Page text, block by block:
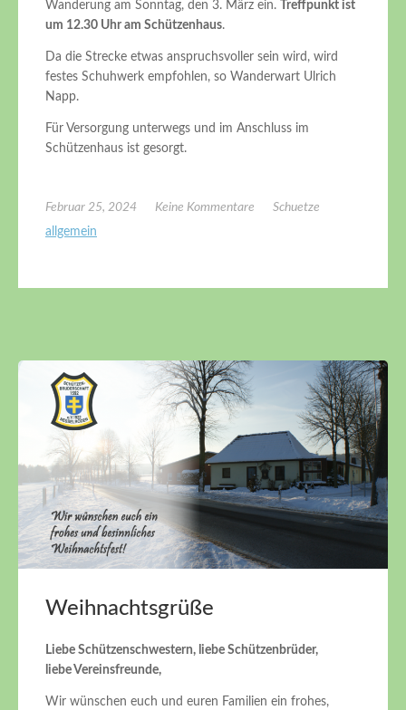
Wanderung am Sonntag, den 3. März ein. Treffpunkt ist
um 12.30 Uhr am Schützenhaus.
Da die Strecke etwas anspruchsvoller sein wird, wird
festes Schuhwerk empfohlen, so Wanderwart Ulrich
Napp.
Für Versorgung unterwegs und im Anschluss im
Schützenhaus ist gesorgt.
Februar 25, 2024 Keine Kommentare
Schuetze
allgemein
Weihnachtsgrüße
Liebe Schützenschwestern, liebe Schützenbrüder,
liebe Vereinsfreunde,
Wir wünschen euch und euren Familien ein frohes,